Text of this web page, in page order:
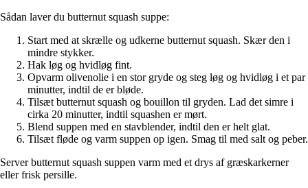
Sådan laver du butternut squash suppe:
Start med at skrælle og udkerne butternut squash. Skær den i
mindre stykker.
Hak løg og hvidløg fint.
Opvarm olivenolie i en stor gryde og steg løg og hvidløg i et par
minutter, indtil de er bløde.
Tilsæt butternut squash og bouillon til gryden. Lad det simre i
cirka 20 minutter, indtil squashen er mørt.
Blend suppen med en stavblender, indtil den er helt glat.
Tilsæt fløde og varm suppen op igen. Smag til med salt og peber.
Server butternut squash suppen varm med et drys af græskarkerner
eller frisk persille.